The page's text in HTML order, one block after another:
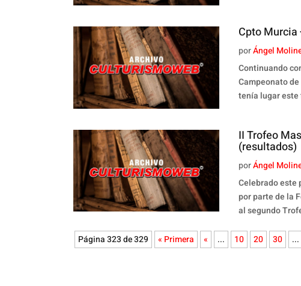
Cpto Murcia
porÁngel
Continuando
Campeonato
tenía lugar este
II Trofeo
(resultados)
porÁngel
Celebrado este
por parte de la
al segundo
Página 323 de 329 « Primera « ... 10 20 30 ...